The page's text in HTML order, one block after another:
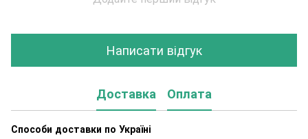
Написати відгук
Доставка Оплата
Способи доставки по Україні